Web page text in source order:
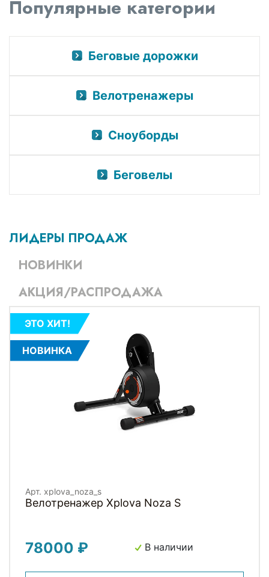
Популярные категории
Беговые дорожки
Велотренажеры
Сноуборды
Беговелы
ЛИДЕРЫ ПРОДАЖ
НОВИНКИ
АКЦИЯ/РАСПРОДАЖА
ЭТО ХИТ!
НОВИНКА
Арт. xplova_noza_s
Велотренажер Xplova Noza S
78000 ₽ В наличии